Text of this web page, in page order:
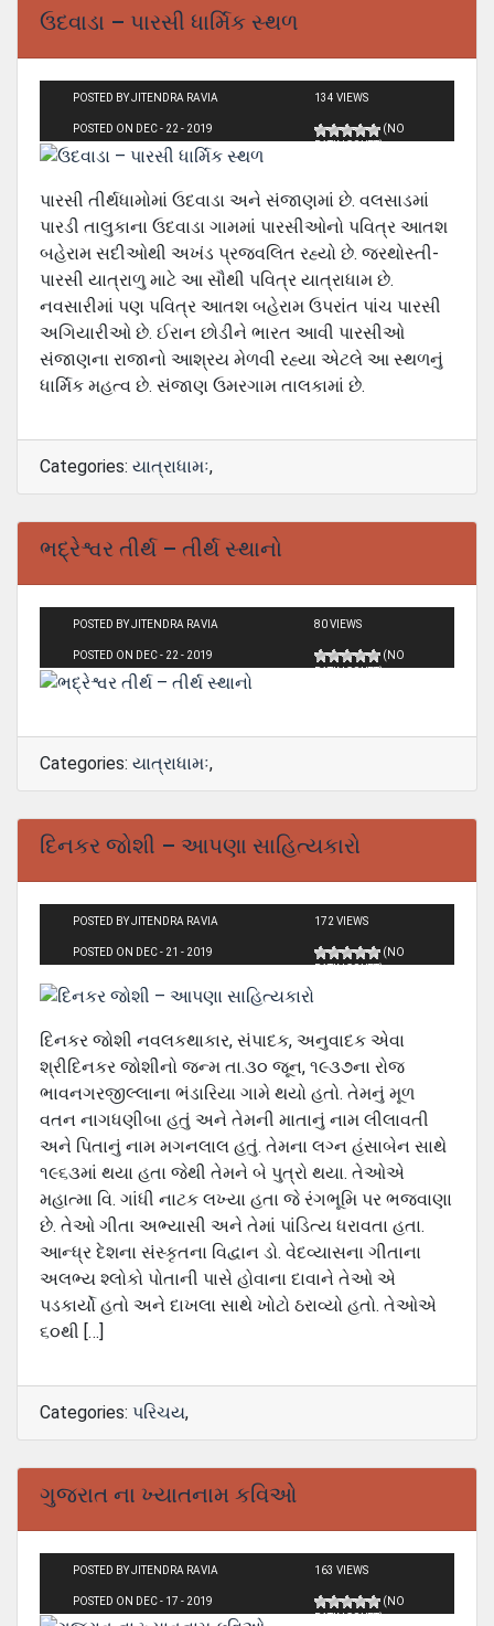
ઉદવાડા – પારસી ધાર્મિક સ્થળ
POSTED BY JITENDRA RAVIA
POSTED ON DEC - 22 - 2019
134 VIEWS
(NO
RATINGS YET)
પારસી તીર્થધામોમાં ઉદવાડા અને સંજાણમાં છે. વલસાડમાં
પારડી તાલુકાના ઉદવાડા ગામમાં પારસીઓનો પવિત્ર આતશ
બહેરામ સદીઓથી અખંડ પ્રજવલિત રહ્યો છે. જરથોસ્તી-
પારસી યાત્રાળુ માટે આ સૌથી પવિત્ર યાત્રાધામ છે.
નવસારીમાં પણ પવિત્ર આતશ બહેરામ ઉપરાંત પાંચ પારસી
અગિયારીઓ છે. ઈરાન છોડીને ભારત આવી પારસીઓ
સંજાણના રાજાનો આશ્રય મેળવી રહ્યા એટલે આ સ્થળનું
ધાર્મિક મહત્વ છે. સંજાણ ઉમરગામ તાલકામાં છે.
Categories: યાત્રાધામઃ,
ભદ્રેશ્વર તીર્થ – તીર્થ સ્થાનો
POSTED BY JITENDRA RAVIA
POSTED ON DEC - 22 - 2019
80 VIEWS
(NO
RATINGS YET)
Categories: યાત્રાધામઃ,
દિનકર જોશી – આપણા સાહિત્યકારો
POSTED BY JITENDRA RAVIA
POSTED ON DEC - 21 - 2019
172 VIEWS
(NO
RATINGS YET)
દિનકર જોશી નવલકથાકાર, સંપાદક, અનુવાદક એવા
શ્રીદિનકર જોશીનો જન્મ તા.૩૦ જૂન, ૧૯૩૭ના રોજ
ભાવનગરજીલ્લાના ભંડારિયા ગામે થયો હતો. તેમનું મૂળ
વતન નાગધણીબા હતું અને તેમની માતાનું નામ લીલાવતી
અને પિતાનું નામ મગનલાલ હતું. તેમના લગ્ન હંસાબેન સાથે
૧૯૬૩માં થયા હતા જેથી તેમને બે પુત્રો થયા. તેઓએ
મહાત્મા વિ. ગાંધી નાટક લખ્યા હતા જે રંગભૂમિ પર ભજવાણા
છે. તેઓ ગીતા અભ્યાસી અને તેમાં પાંડિત્ય ધરાવતા હતા.
આન્ધ્ર દેશના સંસ્કૃતના વિદ્વાન ડો. વેદવ્યાસના ગીતાના
અલભ્ય શ્લોકો પોતાની પાસે હોવાના દાવાને તેઓ એ
પડકાર્યો હતો અને દાખલા સાથે ખોટો ઠરાવ્યો હતો. તેઓએ
૬૦થી […]
Categories: પરિચય,
ગુજરાત ના ખ્યાતનામ કવિઓ
POSTED BY JITENDRA RAVIA
POSTED ON DEC - 17 - 2019
163 VIEWS
(NO
RATINGS YET)